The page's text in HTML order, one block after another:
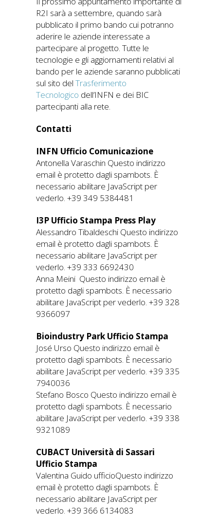
R2I sarà a settembre, quando sarà
pubblicato il primo bando cui potranno
aderire le aziende interessate a
partecipare al progetto. Tutte le
tecnologie e gli aggiornamenti relativi al
bando per le aziende saranno pubblicati
sul sito del Trasferimento
Tecnologico dell’INFN e dei BIC
partecipanti alla rete.
Contatti
INFN Ufficio Comunicazione
Antonella Varaschin Questo indirizzo
email è protetto dagli spambots. È
necessario abilitare JavaScript per
vederlo. +39 349 5384481
I3P Ufficio Stampa Press Play
Alessandro Tibaldeschi Questo indirizzo
email è protetto dagli spambots. È
necessario abilitare JavaScript per
vederlo. +39 333 6692430
Anna Meini Questo indirizzo email è
protetto dagli spambots. È necessario
abilitare JavaScript per vederlo. +39 328
9366097
Bioindustry Park Ufficio Stampa
José Urso Questo indirizzo email è
protetto dagli spambots. È necessario
abilitare JavaScript per vederlo. +39 335
7940036
Stefano Bosco Questo indirizzo email è
protetto dagli spambots. È necessario
abilitare JavaScript per vederlo. +39 338
9321089
CUBACT Università di Sassari
Ufficio Stampa
Valentina Guido ufficioQuesto indirizzo
email è protetto dagli spambots. È
necessario abilitare JavaScript per
vederlo. +39 366 6134083